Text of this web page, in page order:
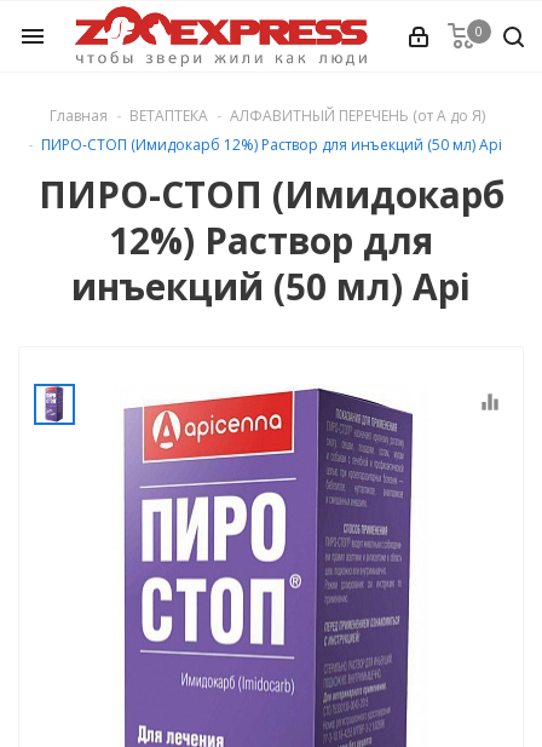
menu
...
0
Главная ВЕТАПТЕКА
АЛФАВИТНЫЙ ПЕРЕЧЕНЬ (от А до Я)
ПИРО-СТОП (Имидокарб 12%) Раствор для инъекций (50 мл) Api
ПИРО-СТОП (Имидокарб
12%) Раствор для
инъекций (50 мл) Api
equalizer